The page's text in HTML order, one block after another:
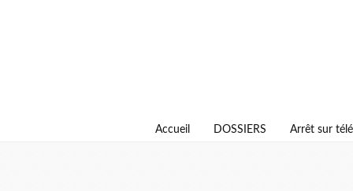
Accueil DOSSIERS Arrêt sur télé